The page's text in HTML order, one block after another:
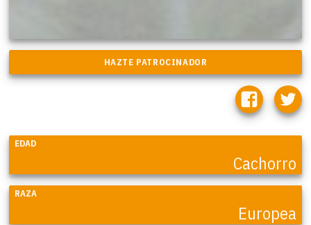
EDAD
Cachorro
RAZA
Europea